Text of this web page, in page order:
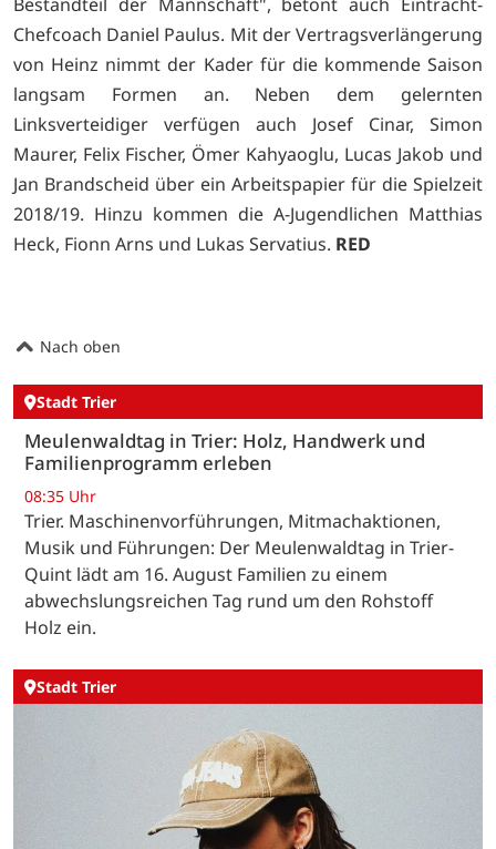
Chefcoach Daniel Paulus. Mit der Vertragsverlängerung
von Heinz nimmt der Kader für die kommende Saison
langsam Formen an. Neben dem gelernten
Linksverteidiger verfügen auch Josef Cinar, Simon
Maurer, Felix Fischer, Ömer Kahyaoglu, Lucas Jakob und
Jan Brandscheid über ein Arbeitspapier für die Spielzeit
2018/19. Hinzu kommen die A-Jugendlichen Matthias
Heck, Fionn Arns und Lukas Servatius. RED
Nach oben
Stadt Trier
Meulenwaldtag in Trier: Holz, Handwerk und
Familienprogramm erleben
08:35 Uhr
Trier. Maschinenvorführungen, Mitmachaktionen,
Musik und Führungen: Der Meulenwaldtag in Trier-
Quint lädt am 16. August Familien zu einem
abwechslungsreichen Tag rund um den Rohstoff
Holz ein.
Stadt Trier